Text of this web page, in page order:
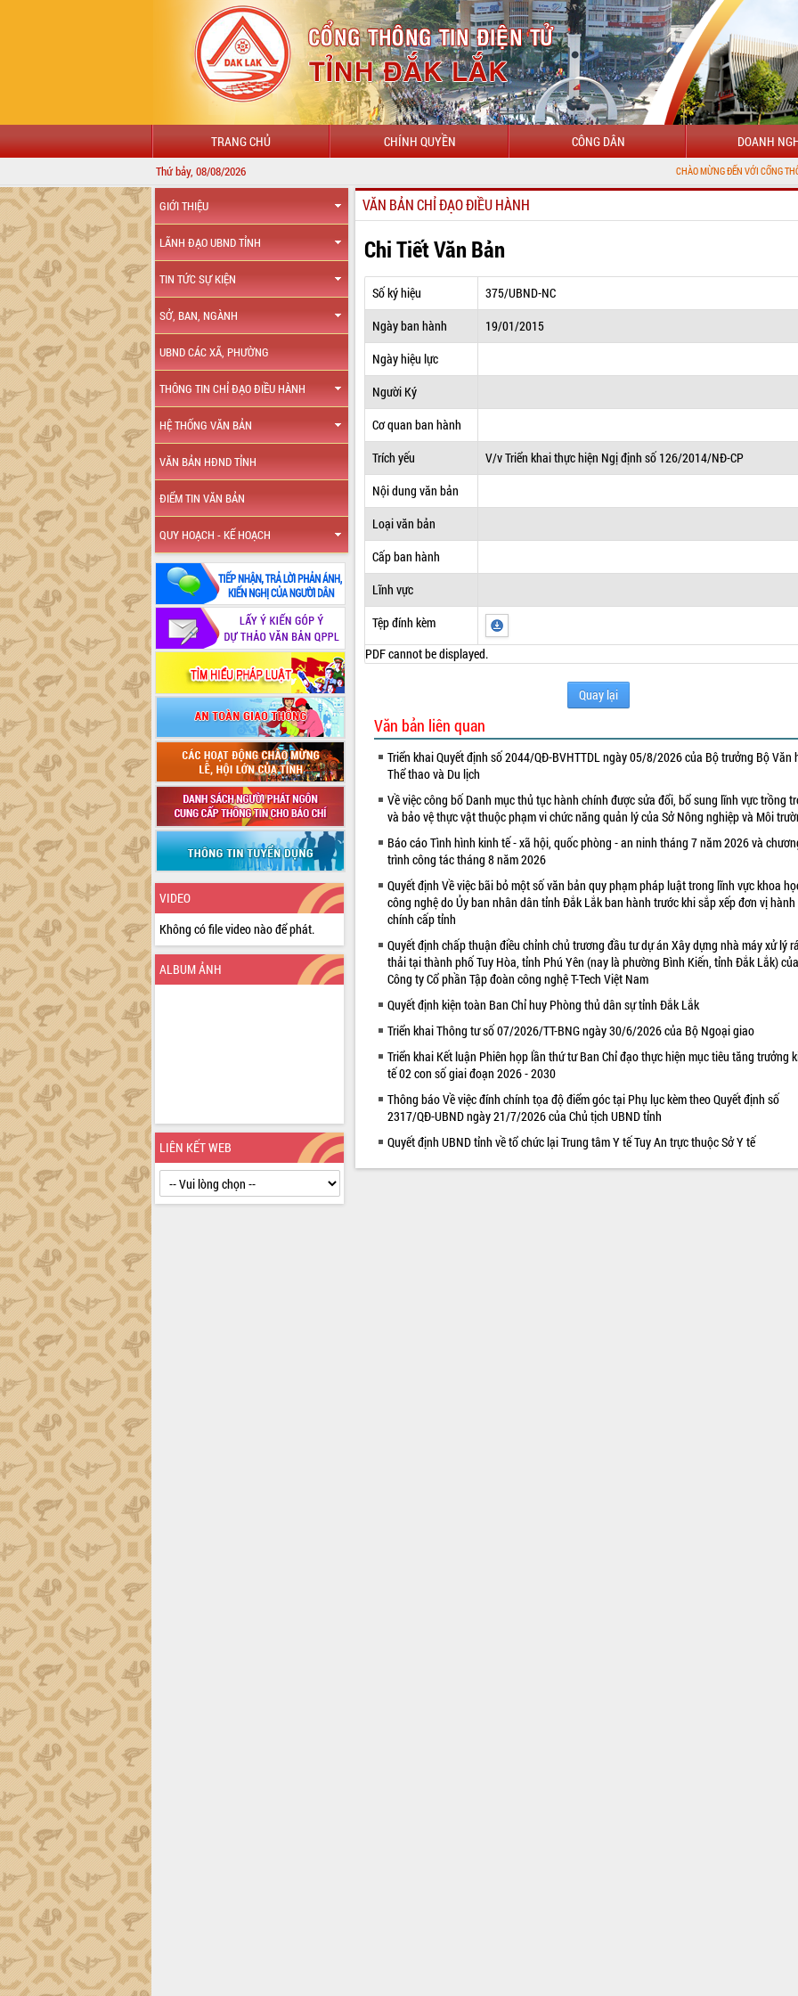
TRANG CHỦ CHÍNH QUYỀN CÔNG DÂN DOANH
Thứ bảy, 08/08/2026 CHÀO MỪNG ĐẾN VỚI CỔNG THÔNG TIN
GIỚI THIỆU
LÃNH ĐẠO UBND TỈNH
TIN TỨC SỰ KIỆN
SỞ, BAN, NGÀNH
UBND CÁC XÃ, PHƯỜNG
THÔNG TIN CHỈ ĐẠO ĐIỀU HÀNH
HỆ THỐNG VĂN BẢN
VĂN BẢN HĐND TỈNH
ĐIỂM TIN VĂN BẢN
QUY HOẠCH - KẾ HOẠCH
VIDEO
Không có file video nào để phát.
ALBUM ẢNH
LIÊN KẾT WEB
VĂN BẢN CHỈ ĐẠO ĐIỀU HÀNH
Chi Tiết Văn Bản
Số ký hiệu
375/UBND-NC
Ngày ban hành
19/01/2015
Ngày hiệu lực
Người Ký
Cơ quan ban hành
Trích yếu
V/v Triển khai thực hiện Ngị định số 126/2014/NĐ-CP
Nội dung văn bản
Loại văn bản
Cấp ban hành
Lĩnh vực
Tệp đính kèm
PDF cannot be displayed.
Quay lại
Văn bản liên quan
Triển khai Quyết định số 2044/QĐ-BVHTTDL ngày 05/8/2026 của Bộ trưởng Bộ Văn
Thể thao và Du lịch
Về việc công bố Danh mục thủ tục hành chính được sửa đổi, bổ sung lĩnh vực trồng
và bảo vệ thực vật thuộc phạm vi chức năng quản lý của Sở Nông nghiệp và Môi
Báo cáo Tình hình kinh tế - xã hội, quốc phòng - an ninh tháng 7 năm 2026 và
trình công tác tháng 8 năm 2026
Quyết định Về việc bãi bỏ một số văn bản quy phạm pháp luật trong lĩnh vực khoa
công nghệ do Ủy ban nhân dân tỉnh Đắk Lắk ban hành trước khi sắp xếp đơn vị hành
chính cấp tỉnh
Quyết định chấp thuận điều chỉnh chủ trương đầu tư dự án Xây dựng nhà máy xử lý
thải tại thành phố Tuy Hòa, tỉnh Phú Yên (nay là phường Bình Kiến, tỉnh Đắk Lắk) của
Công ty Cổ phần Tập đoàn công nghệ T-Tech Việt Nam
Quyết định kiện toàn Ban Chỉ huy Phòng thủ dân sự tỉnh Đắk Lắk
Triển khai Thông tư số 07/2026/TT-BNG ngày 30/6/2026 của Bộ Ngoại giao
Triển khai Kết luận Phiên họp lần thứ tư Ban Chỉ đạo thực hiện mục tiêu tăng trưởng
tế 02 con số giai đoạn 2026 - 2030
Thông báo Về việc đính chính tọa độ điểm góc tại Phụ lục kèm theo Quyết định số
2317/QĐ-UBND ngày 21/7/2026 của Chủ tịch UBND tỉnh
Quyết định UBND tỉnh về tổ chức lại Trung tâm Y tế Tuy An trực thuộc Sở Y tế